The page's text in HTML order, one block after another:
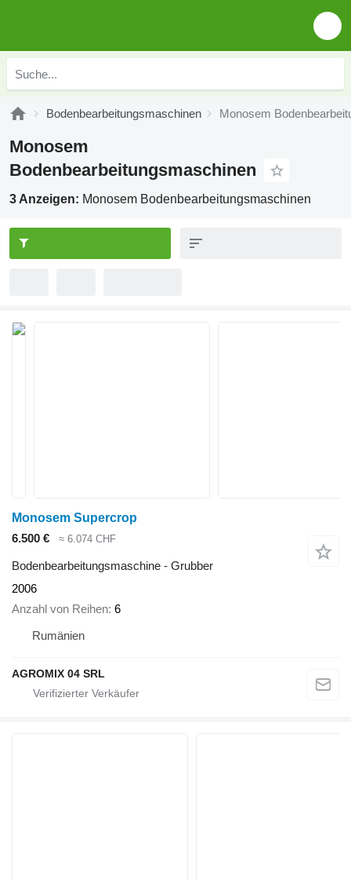
Bodenbearbeitungsmaschinen Monosem
Monosem
Bodenbearbeitungsmaschinen
3 Anzeigen: Monosem Bodenbearbeitungsmaschinen
Monosem Supercrop
6.500 €
≈ 6.074 CHF
Bodenbearbeitungsmaschine - Grubber
2006
Anzahl von Reihen 6
Rumänien
AGROMIX 04 SRL